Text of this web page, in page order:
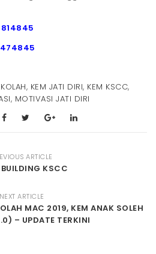
, KEM JATI DIRI, KEM KSCC,
, MOTIVASI JATI DIRI
ARTICLE
KSCC
NEXT ARTICLE
MAC 2019, KEM ANAK SOLEH
– UPDATE TERKINI